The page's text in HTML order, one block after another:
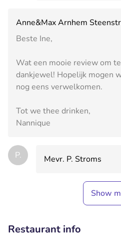
Anne&Max Arnhem
Beste Ine,
Wat een mooie review om
dankjewel! Hopelijk mogen
nog eens verwelkomen.
Tot we thee drinken,
Nannique
P. Mevr. P. Stroms
Show
Restaurant info